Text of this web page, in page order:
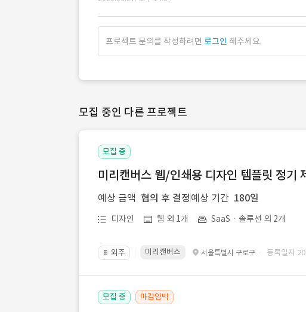
프로젝트 문의를 작성하려면 로그인 해주세요.
모집 중인 다른 프로젝트
모집 중
미리캔버스 웹/인쇄용 디자인 템플릿 정기
예상 금액 협의 후 결정 예상 기간 180일
디자인 웹 외 1개 SaaSㆍ솔루션 외 2개
📔 외주 미리캔버스 서울특별시 구로구 · 등록일자
모집 중 마감임박